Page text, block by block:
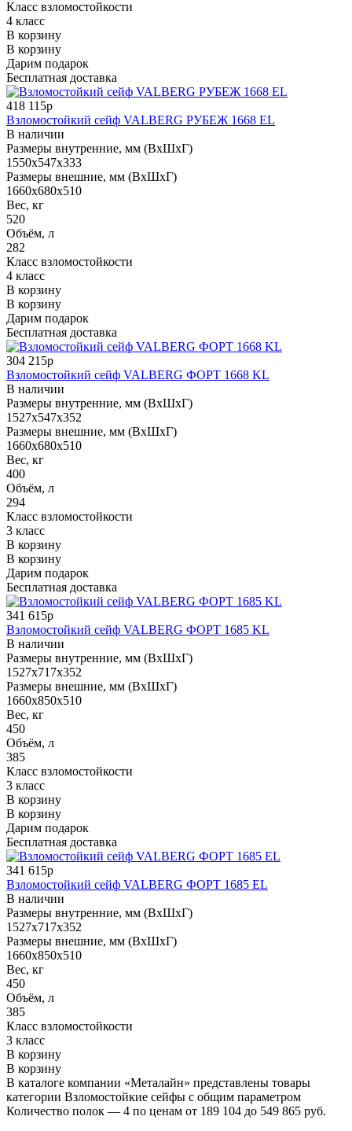
Класс взломостойкости
4 класс
В корзину
В корзину
Дарим подарок
Бесплатная доставка
418 115р
Взломостойкий сейф VALBERG РУБЕЖ 1668 EL
В наличии
Размеры внутренние, мм (ВхШхГ)
1550x547x333
Размеры внешние, мм (ВхШхГ)
1660x680x510
Вес, кг
520
Объём, л
282
Класс взломостойкости
4 класс
В корзину
В корзину
Дарим подарок
Бесплатная доставка
304 215р
Взломостойкий сейф VALBERG ФОРТ 1668 KL
В наличии
Размеры внутренние, мм (ВхШхГ)
1527x547x352
Размеры внешние, мм (ВхШхГ)
1660x680x510
Вес, кг
400
Объём, л
294
Класс взломостойкости
3 класс
В корзину
В корзину
Дарим подарок
Бесплатная доставка
341 615р
Взломостойкий сейф VALBERG ФОРТ 1685 KL
В наличии
Размеры внутренние, мм (ВхШхГ)
1527x717x352
Размеры внешние, мм (ВхШхГ)
1660x850x510
Вес, кг
450
Объём, л
385
Класс взломостойкости
3 класс
В корзину
В корзину
Дарим подарок
Бесплатная доставка
341 615р
Взломостойкий сейф VALBERG ФОРТ 1685 EL
В наличии
Размеры внутренние, мм (ВхШхГ)
1527x717x352
Размеры внешние, мм (ВхШхГ)
1660x850x510
Вес, кг
450
Объём, л
385
Класс взломостойкости
3 класс
В корзину
В корзину
В каталоге компании «Металайн» представлены товары
категории Взломостойкие сейфы с общим параметром
Количество полок — 4 по ценам от 189 104 до 549 865 руб.